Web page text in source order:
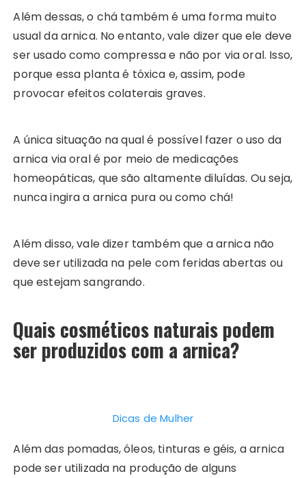
Além dessas, o chá também é uma forma muito
usual da arnica. No entanto, vale dizer que ele deve
ser usado como compressa e não por via oral. Isso,
porque essa planta é tóxica e, assim, pode
provocar efeitos colaterais graves.
A única situação na qual é possível fazer o uso da
arnica via oral é por meio de medicações
homeopáticas, que são altamente diluídas. Ou seja,
nunca ingira a arnica pura ou como chá!
Além disso, vale dizer também que a arnica não
deve ser utilizada na pele com feridas abertas ou
que estejam sangrando.
Quais cosméticos naturais podem
ser produzidos com a arnica?
Dicas de Mulher
Além das pomadas, óleos, tinturas e géis, a arnica
pode ser utilizada na produção de alguns